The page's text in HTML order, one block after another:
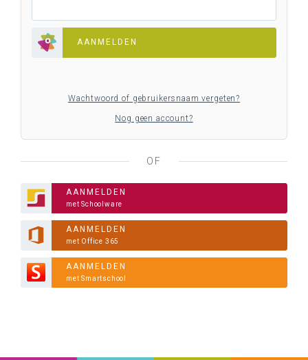
AANMELDEN
Wachtwoord of gebruikersnaam vergeten?
Nog geen account?
OF
AANMELDEN
met Schoolware
AANMELDEN
met Office 365
AANMELDEN
met Smartschool